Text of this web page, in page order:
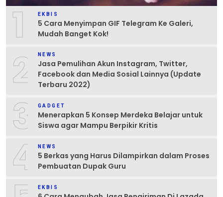
1 EKBIS
5 Cara Menyimpan GIF Telegram Ke Galeri,
Mudah Banget Kok!
2 NEWS
Jasa Pemulihan Akun Instagram, Twitter,
Facebook dan Media Sosial Lainnya (Update
Terbaru 2022)
3 GADGET
Menerapkan 5 Konsep Merdeka Belajar untuk
Siswa agar Mampu Berpikir Kritis
4 NEWS
5 Berkas yang Harus Dilampirkan dalam Proses
Pembuatan Dupak Guru
EKBIS